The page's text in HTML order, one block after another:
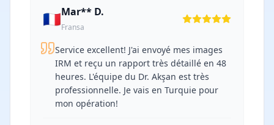
🇫🇷Mar** D.
Fransa
Service excellent! J'ai envoyé mes images
IRM et reçu un rapport très détaillé en 48
heures. L'équipe du Dr. Akşan est très
professionnelle. Je vais en Turquie pour
mon opération!